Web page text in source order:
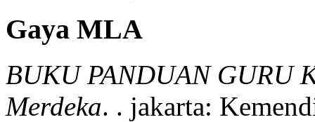
Gaya MLA
BUKU PANDUAN GURU
Merdeka. . jakarta: